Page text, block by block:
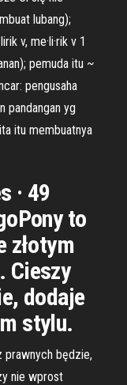
lubang);
v, me·li·rik v 1
pemuda itu ~
pengusaha
pandangan yg
itu membuatnya
· 49
to
złotym
Cieszy
dodaje
stylu.
prawnych będzie,
nie wprost